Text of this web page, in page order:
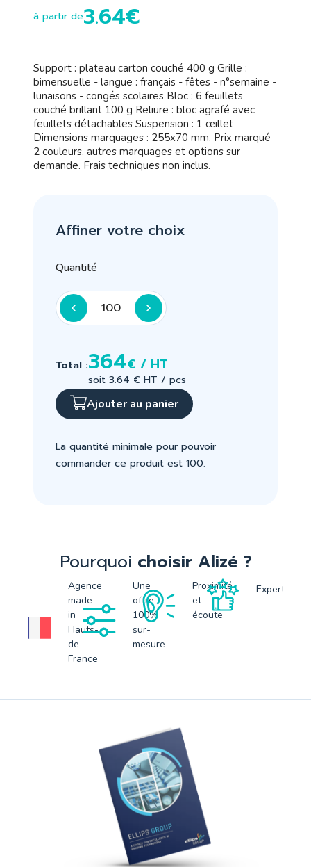
à partir de3.64€
Support : plateau carton couché 400 g Grille :
bimensuelle - langue : français - fêtes - n°semaine -
lunaisons - congés scolaires Bloc : 6 feuillets
couché brillant 100 g Reliure : bloc agrafé avec
feuillets détachables Suspension : 1 œillet
Dimensions marquages : 255x70 mm. Prix marqué
2 couleurs, autres marquages et options sur
demande. Frais techniques non inclus.
Affiner votre choix
Quantité
Total :364€ / HT
soit 3.64 € HT / pcs
Ajouter au panier
La quantité minimale pour pouvoir
commander ce produit est 100.
Pourquoi choisir Alizé ?
Agence
made
in
Hauts-
de-
France
Une
offre
100%
sur-
mesure
Proximité
et
écoute
Expertise